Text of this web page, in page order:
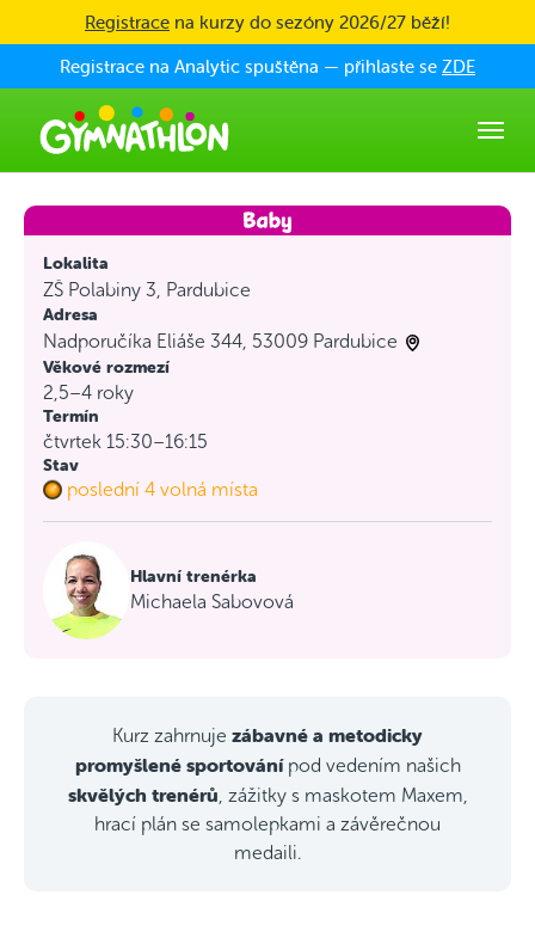
Skip to main content
Registrace na kurzy do sezóny 2026/27 běží!
Registrace na Analytic spuštěna — přihlaste se ZDE
Lokalita
ZŠ Polabiny 3, Pardubice
Adresa
Nadporučíka Eliáše 344, 53009 Pardubice
Věkové rozmezí
2,5–4 roky
Termín
čtvrtek 15:30–16:15
Stav
poslední 4 volná místa
Hlavní trenérka
Michaela Sabovová
Kurz zahrnuje zábavné a metodicky
promyšlené sportovánípod vedením našich
skvělých trenérů, zážitky s maskotem Maxem,
hrací plán se samolepkami a závěrečnou
medaili.